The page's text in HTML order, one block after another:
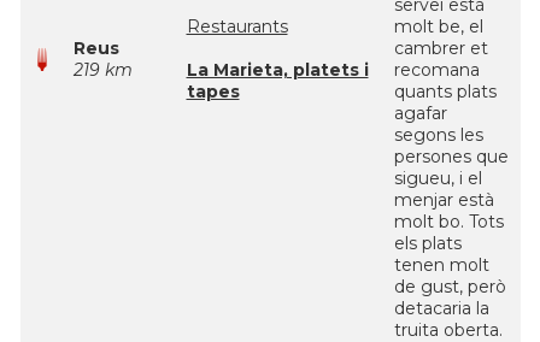
Reus
219 km
Restaurants
La Marieta, platets i
tapes
servei està
molt be, el
cambrer et
recomana
quants plats
agafar
segons les
persones que
sigueu, i el
menjar està
molt bo. Tots
els plats
tenen molt
de gust, però
detacaria la
truita oberta.